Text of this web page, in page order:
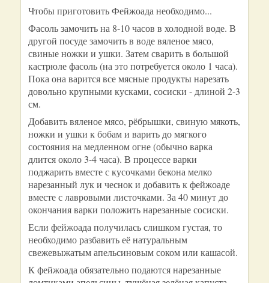
Чтобы приготовить Фейжоада необходимо...
Фасоль замочить на 8-10 часов в холодной воде. В
другой посуде замочить в воде вяленое мясо,
свиные ножки и ушки. Затем сварить в большой
кастрюле фасоль (на это потребуется около 1 часа).
Пока она варится все мясные продукты нарезать
довольно крупными кусками, сосиски - длиной 2-3
см.
Добавить вяленое мясо, рёбрышки, свиную мякоть,
ножки и ушки к бобам и варить до мягкого
состояния на медленном огне (обычно варка
длится около 3-4 часа). В процессе варки
поджарить вместе с кусочками бекона мелко
нарезанный лук и чеснок и добавить к фейжоаде
вместе с лавровыми листочками. За 40 минут до
окончания варки положить нарезанные сосиски.
Если фейжоада получилась слишком густая, то
необходимо разбавить её натуральным
свежевыжатым апельсиновым соком или кашасой.
К фейжоада обязательно подаются нарезанные